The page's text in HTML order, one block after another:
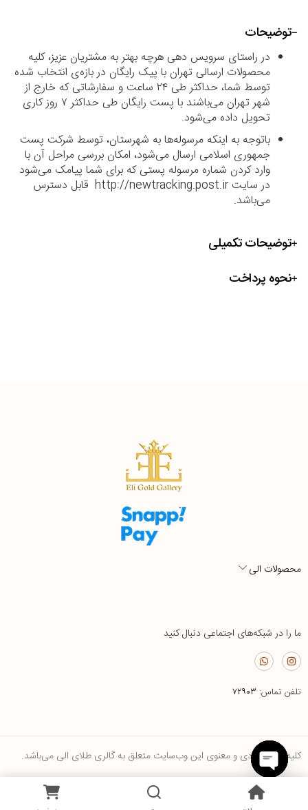
توضیحات
در راستای سرویس دهی هرچه بهتر به مشتریان عزیز، کلیه
محصولات ارسالی تهران با پیک رایگان در بازه‌ی انتخاب شده
توسط شما، حداکثر طی ۲۴ ساعت و سفارشاتی که خارج از
شهر تهران می‌باشند با پست رایگان طی حداکثر ۷ روز کاری
تحویل داده می‌شود.
باتوجه به اینکه مرسوله‌ها به شهرستان، توسط شرکت پست
جمهوری اسلامی ارسال می‌شود، امکان بررسی مراحل آن با
وارد کردن شماره مرسوله پستی که برای شما پیامک می‌شود
در سایت http://newtracking.post.ir قابل دسترس
می‌باشد.
توضیحات تکمیلی
نحوه پرداخت
محصولات الی
ما را در شبکه‌های اجتماعی دنبال کنید
تلفن تماس: ۷۲۹۰۳
کلیه حقوق مادی و معنوی این وب‌سایت متعلق به گالری طلای الی می‌باشد.
0
Open
chaty